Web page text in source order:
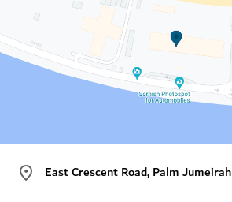
East Crescent Road, Palm Jumeirah